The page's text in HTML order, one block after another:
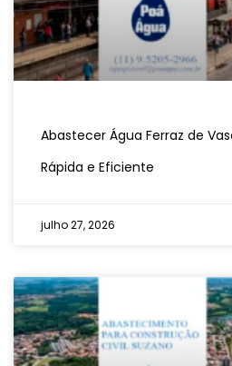
Abastecer Água Ferraz de
Rápida e Eficiente
julho 27, 2026